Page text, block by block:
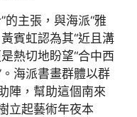
的主張，與海派“雅
賓虹認為其“近且溝
熱切地盼望“合中西
海派書畫群體以群
陣，幫助這個南來
立起藝術年夜本